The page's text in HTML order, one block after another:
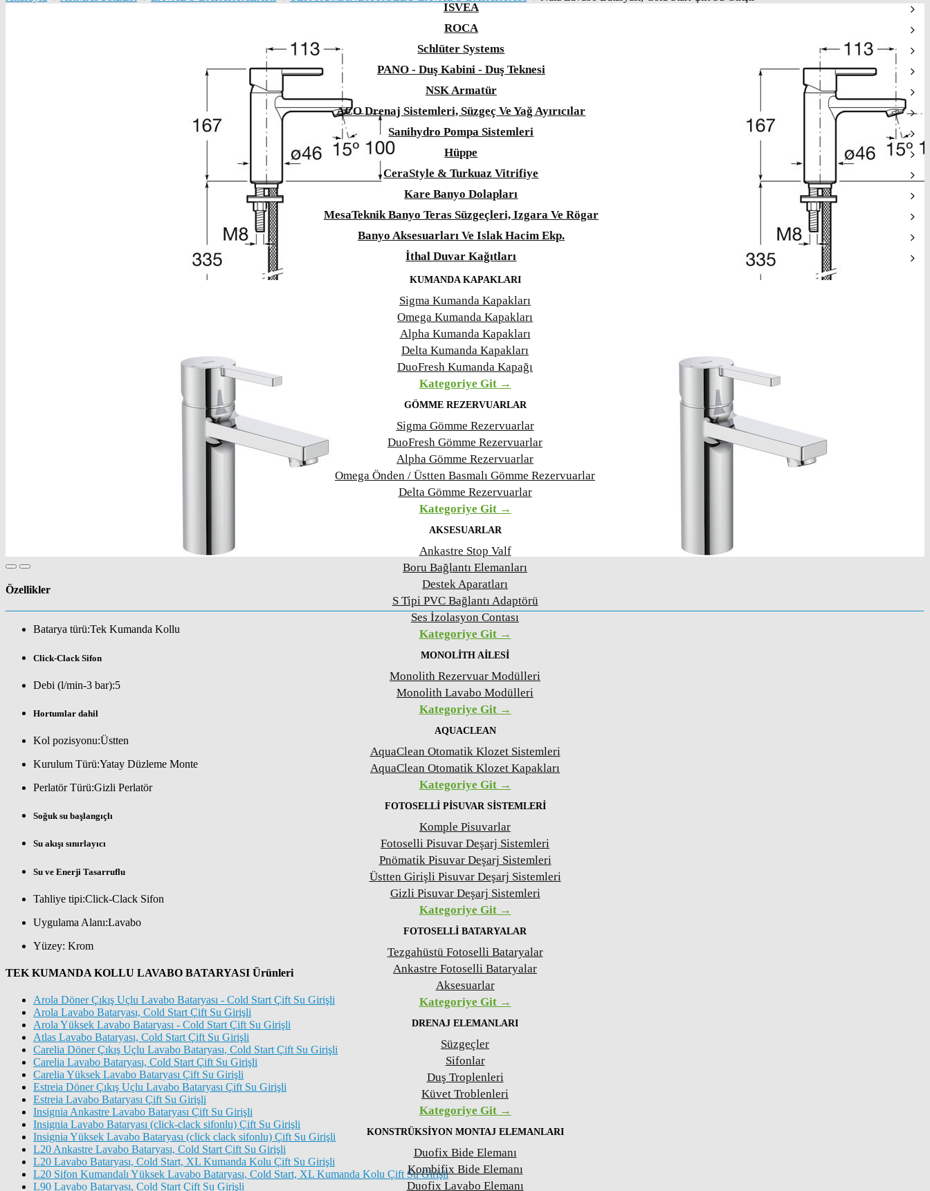
ISVEA
ROCA
Schlüter Systems
PANO - Duş Kabini - Duş Teknesi
NSK Armatür
ACO Drenaj Sistemleri, Süzgeç Ve Yağ Ayırıcılar
Sanihydro Pompa Sistemleri
Hüppe
CeraStyle & Turkuaz Vitrifiye
Kare Banyo Dolapları
MesaTeknik Banyo Teras Süzgeçleri, Izgara Ve Rögar
Banyo Aksesuarları Ve Islak Hacim Ekp.
İthal Duvar Kağıtları
KUMANDA KAPAKLARI
Sigma Kumanda Kapakları
Omega Kumanda Kapakları
Alpha Kumanda Kapakları
Delta Kumanda Kapakları
DuoFresh Kumanda Kapağı
Kategoriye Git →
GÖMME REZERVUARLAR
Sigma Gömme Rezervuarlar
DuoFresh Gömme Rezervuarlar
Alpha Gömme Rezervuarlar
Omega Önden / Üstten Basmalı Gömme Rezervuarlar
Delta Gömme Rezervuarlar
Kategoriye Git →
AKSESUARLAR
Ankastre Stop Valf
Boru Bağlantı Elemanları
Destek Aparatları
S Tipi PVC Bağlantı Adaptörü
Ses İzolasyon Contası
Kategoriye Git →
MONOLITH AILESI
Monolith Rezervuar Modülleri
Monolith Lavabo Modülleri
Kategoriye Git →
AQUACLEAN
AquaClean Otomatik Klozet Sistemleri
AquaClean Otomatik Klozet Kapakları
Kategoriye Git →
FOTOSELLI PISUVAR SISTEMLERI
Komple Pisuvarlar
Fotoselli Pisuvar Deşarj Sistemleri
Pnömatik Pisuvar Deşarj Sistemleri
Üstten Girişli Pisuvar Deşarj Sistemleri
Gizli Pisuvar Deşarj Sistemleri
Kategoriye Git →
FOTOSELLI BATARYALAR
Tezgahüstü Fotoselli Bataryalar
Ankastre Fotoselli Bataryalar
Aksesuarlar
Kategoriye Git →
DRENAJ ELEMANLARI
Süzgeçler
Sifonlar
Duş Troplenleri
Küvet Troblenleri
Kategoriye Git →
KONSTRÜKSIYON MONTAJ ELEMANLARI
Duofix Bide Elemanı
Kombifix Bide Elemanı
Duofix Lavabo Elemanı
Özellikler
Batarya türü:Tek Kumanda Kollu
Click-Clack Sifon
Debi (l/min-3 bar):5
Hortumlar dahil
Kol pozisyonu:Üstten
Kurulum Türü:Yatay Düzleme Monte
Perlatör Türü:Gizli Perlatör
Soğuk su başlangıçlı
Su akışı sınırlayıcı
Su ve Enerji Tasarruflu
Tahliye tipi:Click-Clack Sifon
Uygulama Alanı:Lavabo
Yüzey: Krom
TEK KUMANDA KOLLU LAVABO BATARYASI Ürünleri
Arola Döner Çıkış Uçlu Lavabo Bataryası - Cold Start Çift Su Girişli
Arola Lavabo Bataryası, Cold Start Çift Su Girişli
Arola Yüksek Lavabo Bataryası - Cold Start Çift Su Girişli
Atlas Lavabo Bataryası, Cold Start Çift Su Girişli
Carelia Döner Çıkış Uçlu Lavabo Bataryası, Cold Start Çift Su Girişli
Carelia Lavabo Bataryası, Cold Start Çift Su Girişli
Carelia Yüksek Lavabo Bataryası Çift Su Girişli
Estreia Döner Çıkış Uçlu Lavabo Bataryası Çift Su Girişli
Estreia Lavabo Bataryası Çift Su Girişli
Insignia Ankastre Lavabo Bataryası Çift Su Girişli
Insignia Lavabo Bataryası (click-clack sifonlu) Çift Su Girişli
Insignia Yüksek Lavabo Bataryası (click clack sifonlu) Çift Su Girişli
L20 Ankastre Lavabo Bataryası, Cold Start Çift Su Girişli
L20 Lavabo Bataryası, Cold Start, XL Kumanda Kolu Çift Su Girişli
L20 Sifon Kumandalı Yüksek Lavabo Bataryası, Cold Start, XL Kumanda Kolu Çift Su Girişli
L90 Lavabo Bataryası, Cold Start Çift Su Girişli